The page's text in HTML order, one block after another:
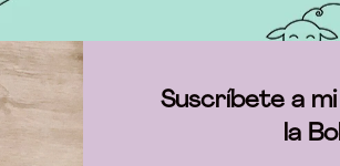
Suscríbete a
la